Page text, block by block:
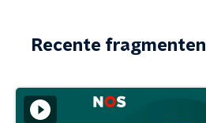
Recente fragmenten